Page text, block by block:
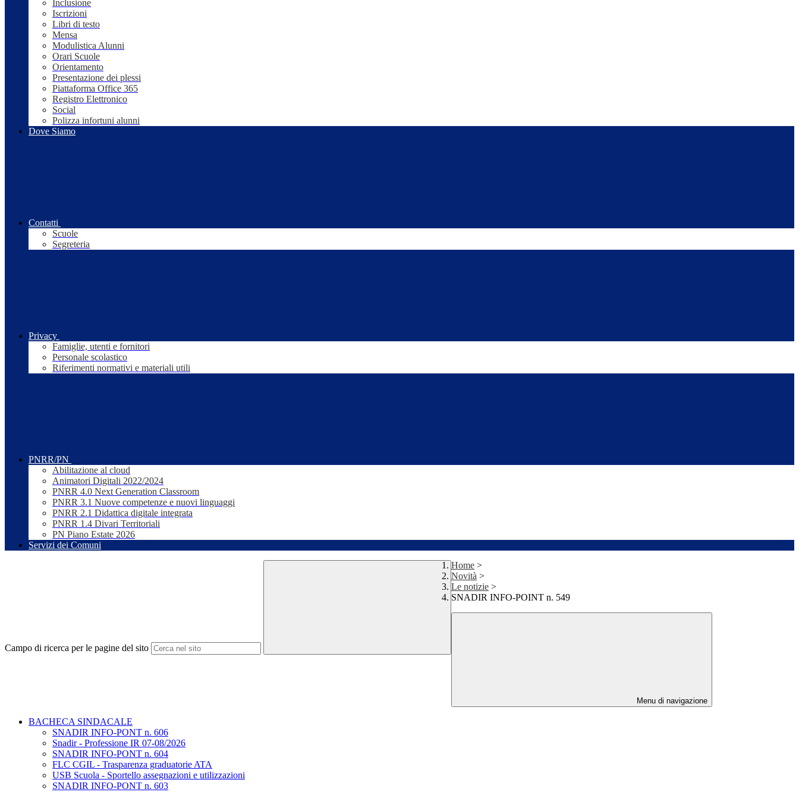
Inclusione
Iscrizioni
Libri di testo
Mensa
Modulistica Alunni
Orari Scuole
Orientamento
Presentazione dei plessi
Piattaforma Office 365
Registro Elettronico
Social
Polizza infortuni alunni
Dove Siamo
Contatti
Scuole
Segreteria
Privacy
Famiglie, utenti e fornitori
Personale scolastico
Riferimenti normativi e materiali utili
PNRR/PN
Abilitazione al cloud
Animatori Digitali 2022/2024
PNRR 4.0 Next Generation Classroom
PNRR 3.1 Nuove competenze e nuovi linguaggi
PNRR 2.1 Didattica digitale integrata
PNRR 1.4 Divari Territoriali
PN Piano Estate 2026
Servizi dei Comuni
Campo di ricerca per le pagine del sito
Home >
Novità >
Le notizie >
SNADIR INFO-POINT n. 549
Menu di navigazione
BACHECA SINDACALE
SNADIR INFO-PONT n. 606
Snadir - Professione IR 07-08/2026
SNADIR INFO-PONT n. 604
FLC CGIL - Trasparenza graduatorie ATA
USB Scuola - Sportello assegnazioni e utilizzazioni
SNADIR INFO-PONT n. 603